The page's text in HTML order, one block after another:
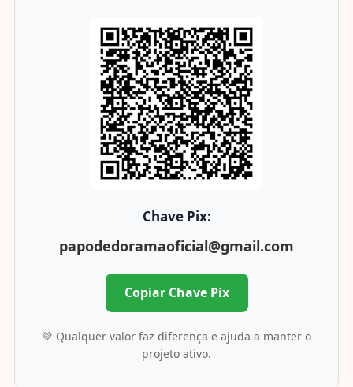
Chave Pix:
papodedoramaoficial@gmail.com
Copiar Chave Pix
💚 Qualquer valor faz diferença e ajuda a manter o
projeto ativo.